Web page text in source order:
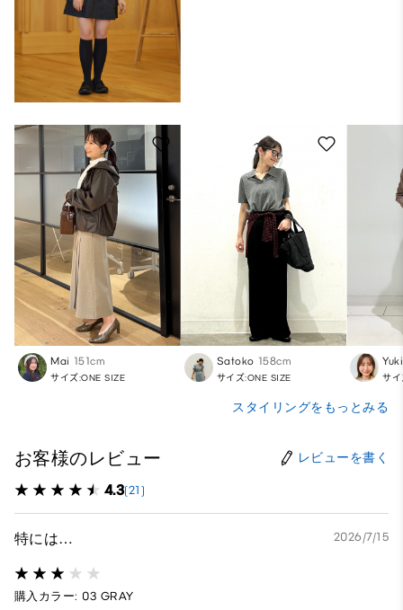
Mai 151cm
サイズ:ONE SIZE
Satoko 158cm
サイズ:ONE SIZE サ
スタイリングをもっとみる
お客様のレビュー レビューを書く
4.3(21)
特には… 2026/7/15
購入カラー: 03 GRAY